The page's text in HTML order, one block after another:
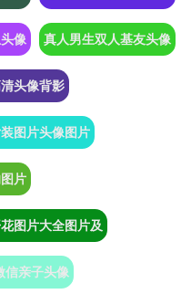
像 真人男生双人基友头像
头像背影
图片头像图片
片
图片大全图片及
信亲子头像